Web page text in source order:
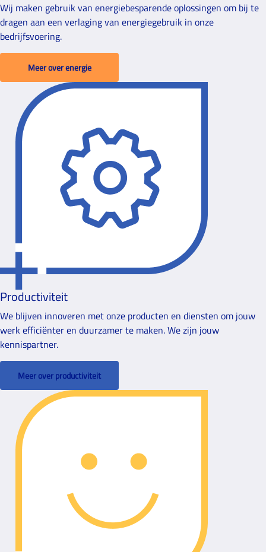
Wij maken gebruik van energiebesparende oplossingen om bij te
dragen aan een verlaging van energiegebruik in onze
bedrijfsvoering.
Meer over energie
Productiviteit
We blijven innoveren met onze producten en diensten om jouw
werk efficiënter en duurzamer te maken. We zijn jouw
kennispartner.
Meer over productiviteit